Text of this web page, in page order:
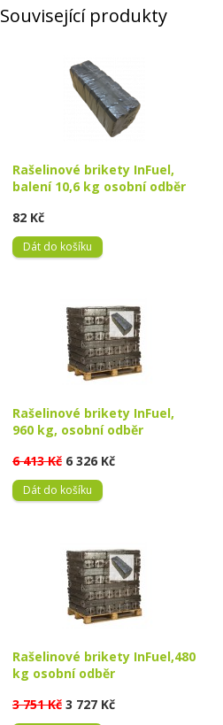
Související produkty
Rašelinové brikety InFuel,
balení 10,6 kg osobní odběr
82 Kč
Dát do košíku
Rašelinové brikety InFuel,
960 kg, osobní odběr
6 413 Kč 6 326 Kč
Dát do košíku
Rašelinové brikety InFuel,480
kg osobní odběr
3 751 Kč 3 727 Kč